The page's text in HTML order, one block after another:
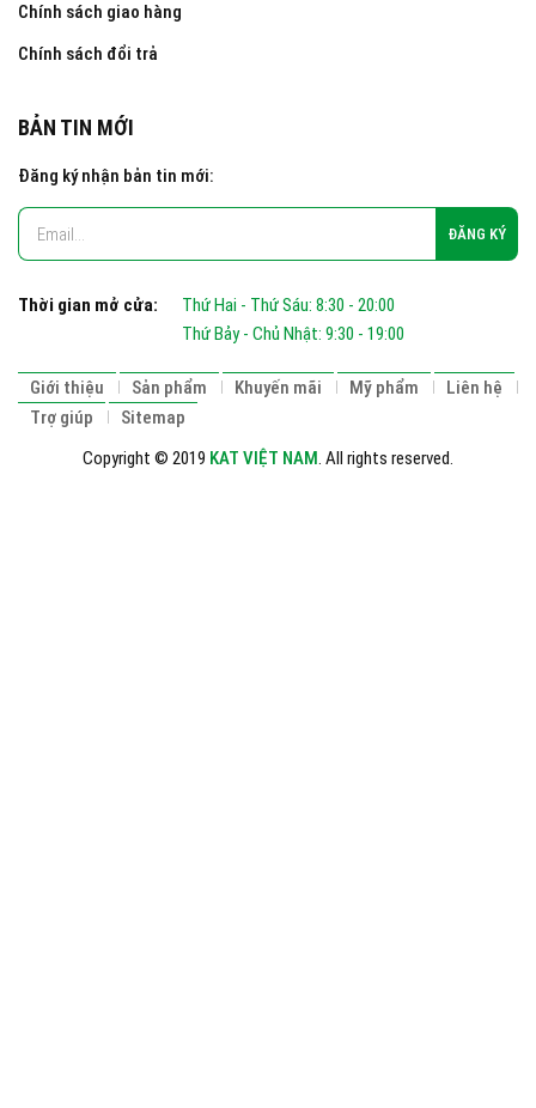
Chính sách giao hàng
Chính sách đổi trả
BẢN TIN MỚI
Đăng ký nhận bản tin mới:
Thời gian mở cửa:
Thứ Hai - Thứ Sáu: 8:30 - 20:00
Thứ Bảy - Chủ Nhật: 9:30 - 19:00
Giới thiệu Sản phẩm Khuyến mãi Mỹ phẩm
Liên hệ
Trợ giúp
Sitemap
Copyright © 2019 KAT VIỆT NAM. All rights reserved.